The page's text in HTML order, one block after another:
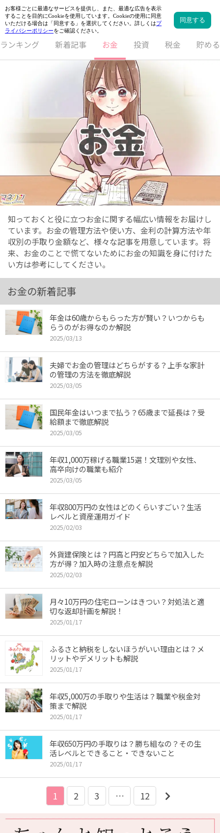
ンキング 新着記事 お金 投資 税金 貯め
知っておくと役に立つお金に関する幅広い情報をお届けし
ています。お金の管理方法や使い方、金利の計算方法や年
収別の手取り金額など、様々な記事を用意しています。将
来、お金のことで慌てないためにお金の知識を身に付けた
い方は参考にしてください。
お金の新着記事
年金は60歳からもらった方が賢い？いつからも
らうのがお得なのか解説
2025/03/13
夫婦でお金の管理はどちらがする？上手な家計
の管理の方法を徹底解説
2025/03/05
国民年金はいつまで払う？65歳まで延長は？受
給額まで徹底解説
2025/03/05
年収1,000万稼げる職業15選！文理別や女性、
高卒向けの職業も紹介
2025/03/05
年収800万円の女性はどのくらいすごい？生活
レベルと資産運用ガイド
2025/02/03
外貨建保険とは？円高と円安どちらで加入した
方が得？加入時の注意点を解説
2025/02/03
月々10万円の住宅ローンはきつい？対処法と適
切な返却計画を解説！
2025/01/17
ふるさと納税をしないほうがいい理由とは？メ
リットやデメリットも解説
2025/01/17
年収5,000万の手取りや生活は？職業や税金対
策まで解説
2025/01/17
年収650万円の手取りは？勝ち組なの？その生
活レベルとできること・できないこと
2025/01/17
1 2 3 … 12